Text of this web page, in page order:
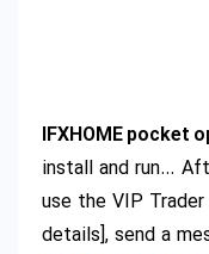
IFXHOME pocket
install and run…
use the VIP
details], send a